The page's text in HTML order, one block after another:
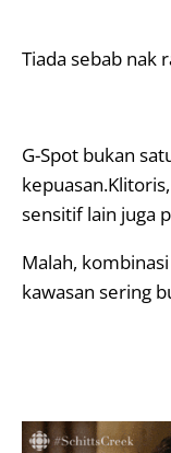
Tiada sebab nak
G-Spot bukan
sensitif lain juga
Malah,
kawasan sering